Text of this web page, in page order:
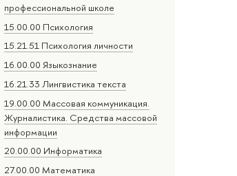
профессиональной школе
15.00.00 Психология
15.21.51 Психология личности
16.00.00 Языкознание
16.21.33 Лингвистика текста
19.00.00 Массовая коммуникация.
Журналистика. Средства массовой
информации
20.00.00 Информатика
27.00.00 Математика